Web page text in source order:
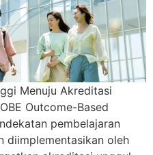
Menuju Akreditasi
Outcome-Based
pembelajaran
diimplementasikan oleh